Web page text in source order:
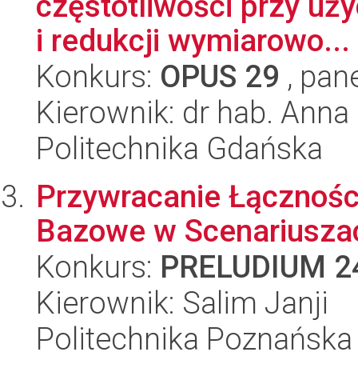
i redukcji wymiarowo...
Konkurs: OPUS 29 ,
Kierownik: dr hab.
Politechnika Gdańska
Przywracanie
Bazowe w
Konkurs: PRELUDIUM
Kierownik: Salim Janji
Politechnika Poznańska